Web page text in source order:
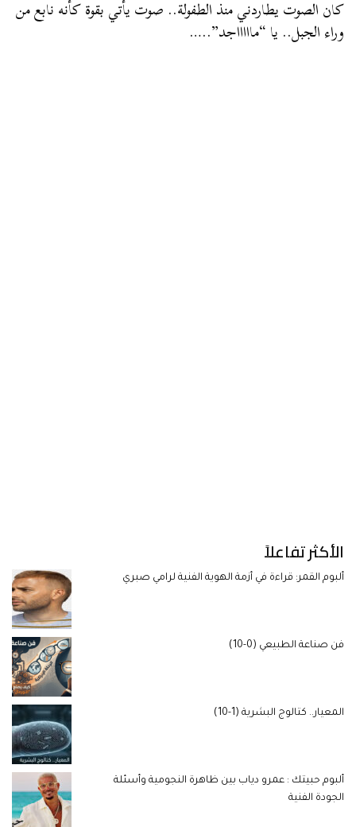
كان الصوت يطاردني منذ الطفولة.. صوت يأتي بقوة كأنه نابع من
وراء الجبل.. يا “ماااااجد”..…
الأكثر تفاعلاً
ألبوم القمر: قراءة في أزمة الهوية الفنية لرامي صبري
فن صناعة الطبيعي (0-10)
المعيار.. كتالوج البشرية (1-10)
ألبوم حبيتك : عمرو دياب بين ظاهرة النجومية وأسئلة
الجودة الفنية